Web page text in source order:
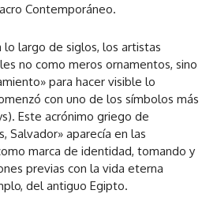
Contemporáneo.
lo largo de siglos, los artistas
no como meros ornamentos, sino
para hacer visible lo
con uno de los símbolos más
Este acrónimo griego de
Salvador» aparecía en las
marca de identidad, tomando y
previas con la vida eterna
del antiguo Egipto.